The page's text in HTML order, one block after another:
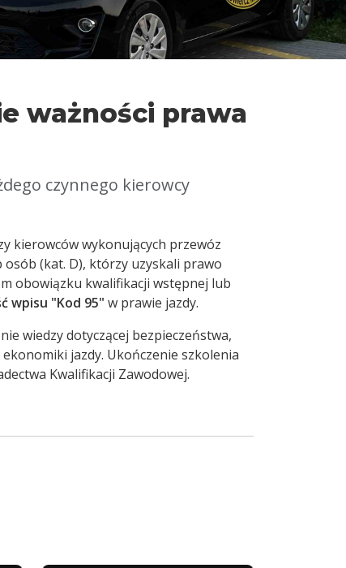
ważności prawa
czynnego kierowcy
kierowców wykonujących przewóz
osób (kat. D), którzy uzyskali prawo
obowiązku kwalifikacji wstępnej lub
wpisu "Kod 95" w prawie jazdy.
wiedzy dotyczącej bezpieczeństwa,
jazdy. Ukończenie szkolenia
Kwalifikacji Zawodowej.